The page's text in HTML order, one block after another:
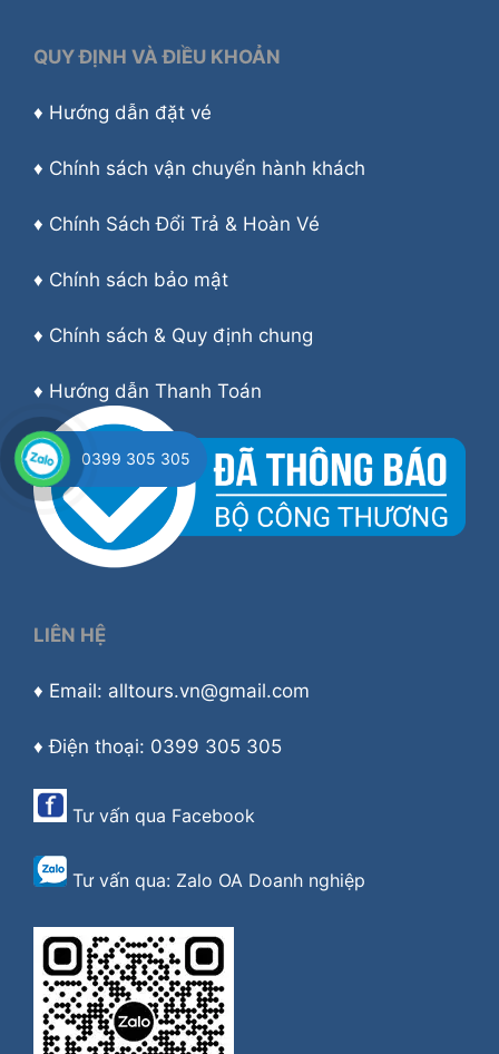
QUY ĐỊNH VÀ ĐIỀU KHOẢN
♦ Hướng dẫn đặt vé
♦ Chính sách vận chuyển hành khách
♦ Chính Sách Đổi Trả & Hoàn Vé
♦ Chính sách bảo mật
♦ Chính sách & Quy định chung
♦ Hướng dẫn Thanh Toán
LIÊN HỆ
♦ Email: alltours.vn@gmail.com
♦ Điện thoại: 0399 305 305
Tư vấn qua Facebook
Tư vấn qua: Zalo OA Doanh nghiệp
0399 305 305